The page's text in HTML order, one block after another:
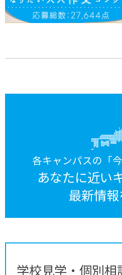
各キャンパスの「
あなたに近い
最新情
学校見学・個別相